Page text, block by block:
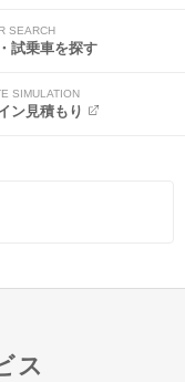
SEARCH
試乗車を探す
SIMULATION
ン見積もり
ス